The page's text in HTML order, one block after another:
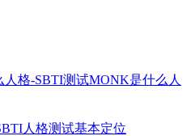
格-SBTI测试MONK是什么人
人格测试基本定位